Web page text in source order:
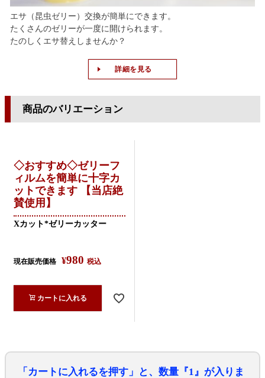
エサ（昆虫ゼリー）交換が簡単にできます。
たくさんのゼリーが一度に開けられます。
たのしくエサ替えしませんか？
詳細を見る
商品のバリエーション
◇おすすめ◇ゼリーフ
ィルムを簡単に十字カ
ットできます 【当店絶
賛使用】
Xカット*ゼリーカッター
現在販売価格 ¥980 税込
カートに入れる
「カートに入れるを押す」と、数量『1』が入りま